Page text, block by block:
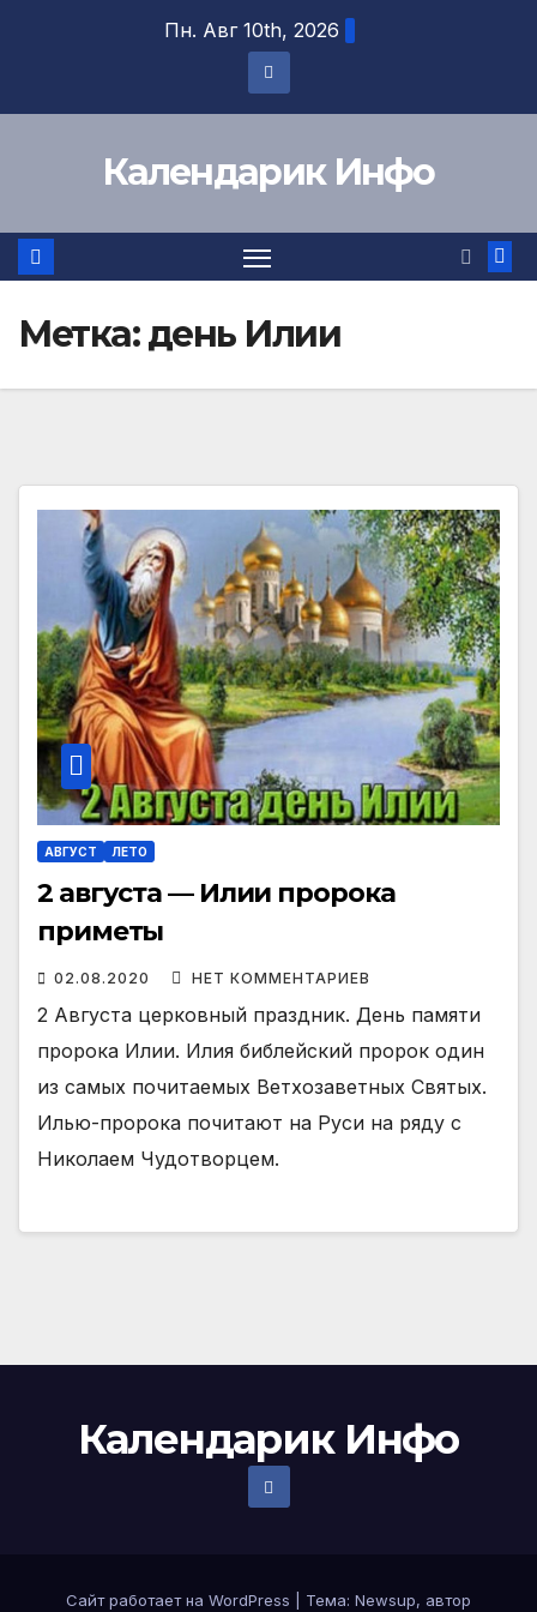
Пн. Авг 10th, 2026
Календарик Инфо
Метка:день Илии
АВГУСТ ЛЕТО
2 августа — Илии пророка
приметы
02.08.2020 НЕТ КОММЕНТАРИЕВ
2 Августа церковный праздник. День памяти
пророка Илии. Илия библейский пророк один
из самых почитаемых Ветхозаветных Святых.
Илью-пророка почитают на Руси на ряду с
Николаем Чудотворцем.
Календарик Инфо
Сайт работает на WordPress Тема: Newsup, автор